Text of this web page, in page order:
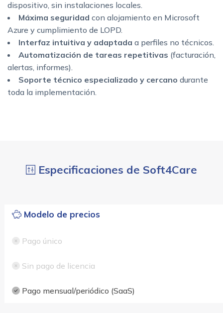
dispositivo, sin instalaciones locales.
Máxima seguridad con alojamiento en Microsoft
Azure y cumplimiento de LOPD.
Interfaz intuitiva y adaptada a perfiles no técnicos.
Automatización de tareas repetitivas (facturación,
alertas, informes).
Soporte técnico especializado y cercano durante
toda la implementación.
Especificaciones de Soft4Care
Modelo de precios
Pago único
Sin pago de licencia
Pago mensual/periódico (SaaS)